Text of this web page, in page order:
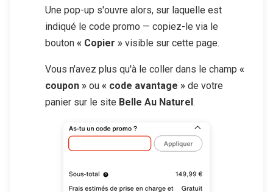
Une pop-up s'ouvre alors, sur laquelle est
indiqué le code promo — copiez-le via le
bouton « Copier » visible sur cette page.
Vous n'avez plus qu'à le coller dans le champ «
coupon » ou « code avantage » de votre
panier sur le site Belle Au Naturel.